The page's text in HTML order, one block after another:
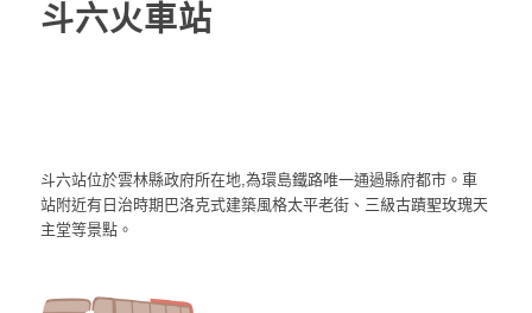
斗六火車站
斗六站位於雲林縣政府所在地,為環島鐵路唯一通過縣府都市。車
站附近有日治時期巴洛克式建築風格太平老街、三級古蹟聖玫瑰天
主堂等景點。